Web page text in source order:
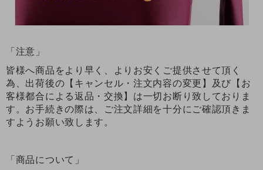
「注意」
皆様へ商品をより早く、よりお安くご提供させて頂く
為、出荷後の【キャンセル・注文内容の変更】及び【お
客様都合による返品・交換】は一切お断り致しておりま
す。お手続きの際は、ご注文詳細を十分にご確認頂きま
すようお願い致します。
「商品について」